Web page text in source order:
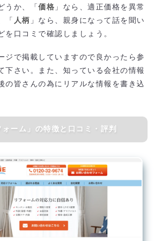
うか、「 価格 」なら、適正価格を異常
「
人柄 」なら、親身になって話を聞い
を口コミで確認しましょう。
ジで掲載していますので良かったら参
下さい。また、知っている会社の情報
の皆さんの為にリアルな情報を書き込
フォーム」の特徴と口コミ・評判